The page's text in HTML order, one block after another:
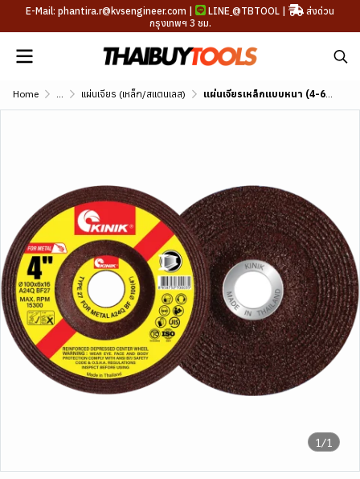
E-Mail: phantira.r@kvsengineer.com | LINE @TBTOOL |
ส่งด่วน
กรุงเทพฯ 3 ชม.
Home ... แผ่นเจียร (เหล็ก/สแตนเลส) แผ่นเจียรเหล็กแบบหนา (4-6mm) เสริมไฟเบอร์กลาส ขนาด 4"-7"
1/1